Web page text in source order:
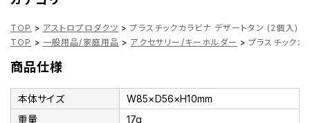
TOP > アストロプロダクツ > プラスチックカラビナ デザートタン (2個入)
TOP > 一般用品/家庭用品 > アクセサリー/キーホルダー > プラスチック
商品仕様
本体サイズ
W85×D56×H10mm
重量
17g